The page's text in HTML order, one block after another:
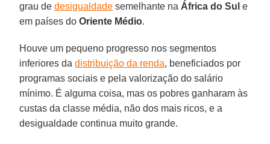
grau dedesigualdade semelhante na África do Sul e
em países doOriente Médio.
Houve um pequeno progresso nos segmentos
inferiores dadistribuição da renda, beneficiados por
programas sociais e pela valorização do salário
mínimo. É alguma coisa, mas os pobres ganharam às
custas da classe média, não dos mais ricos, e a
desigualdade continua muito grande.